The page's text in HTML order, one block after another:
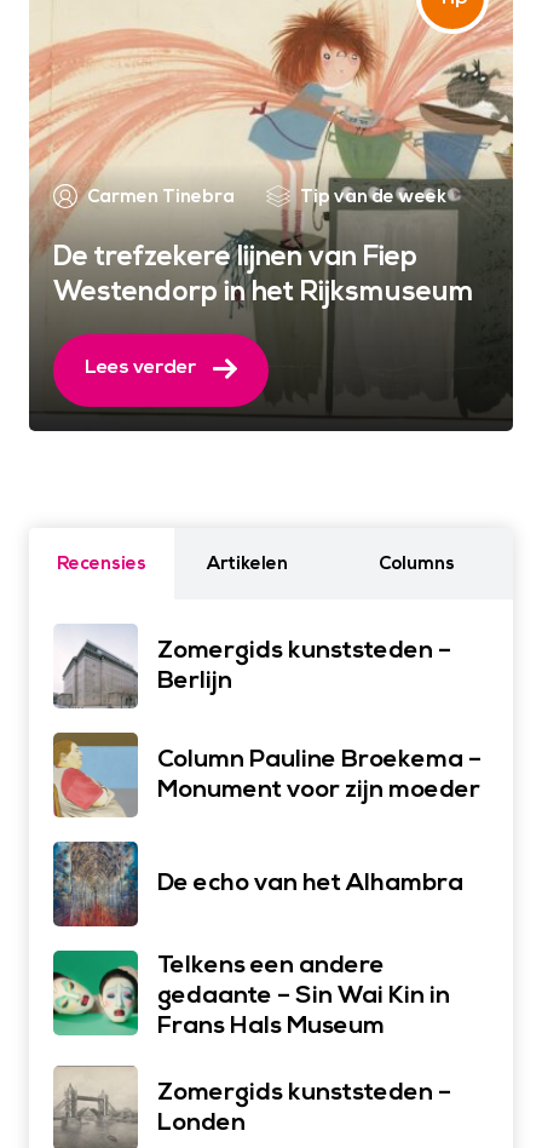
Carmen Tinebra Tip van de week
De trefzekere lijnen van Fiep
Westendorp in het Rijksmuseum
Lees verder
Recensies Artikelen Columns
Zomergids kunststeden –
Berlijn
Column Pauline Broekema –
Monument voor zijn moeder
De echo van het Alhambra
Telkens een andere
gedaante – Sin Wai Kin in
Frans Hals Museum
Zomergids kunststeden –
Londen